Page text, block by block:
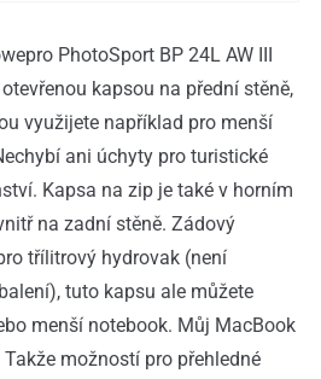
PhotoSport BP 24L AW III
kapsou na přední stěně,
využijete například pro menší
ani úchyty pro turistické
Kapsa na zip je také v horním
na zadní stěně. Zádový
třílitrový hydrovak (není
tuto kapsu ale můžete
menší notebook. Můj MacBook
možností pro přehledné